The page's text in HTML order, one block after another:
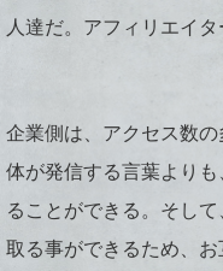
人達だ。アフィリエイ
企業側は、アクセス数
体が発信する言葉より
ることができる。そし
取る事ができるため、